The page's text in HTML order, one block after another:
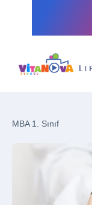
MBA 1. Sınıf